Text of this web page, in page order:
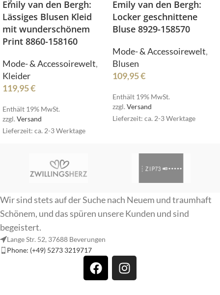
Emily van den Bergh:
Lässiges Blusen Kleid
mit wunderschönem
Print 8860-158160
Mode- & Accessoirewelt,
Kleider
119,95€
Enthält 19% MwSt.
zzgl. Versand
Lieferzeit: ca. 2-3 Werktage
Emily van den Bergh:
Locker geschnittene
Bluse 8929-158570
Mode- & Accessoirewelt,
Blusen
109,95€
Enthält 19% MwSt.
zzgl. Versand
Lieferzeit: ca. 2-3 Werktage
Wir sind stets auf der Suche nach Neuem und traumhaft
Schönem, und das spüren unsere Kunden und sind
begeistert.
Lange Str. 52, 37688 Beverungen
Phone: (+49) 5273 3219717